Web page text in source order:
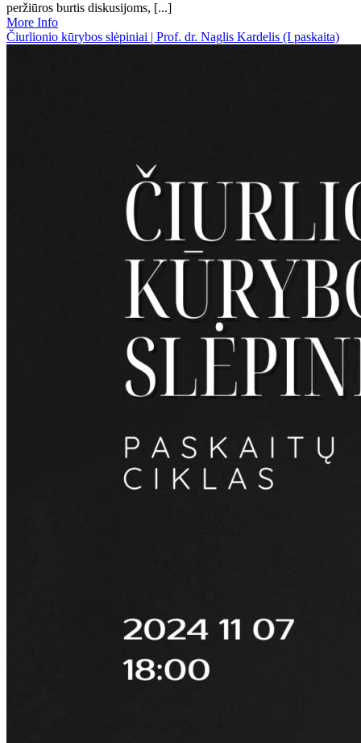
peržiūros burtis diskusijoms, [...]
More Info
Čiurlionio kūrybos slėpiniai | Prof. dr. Naglis Kardelis (I paskaita)